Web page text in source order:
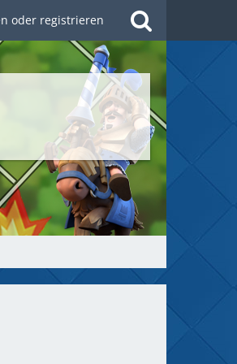
oder registrieren